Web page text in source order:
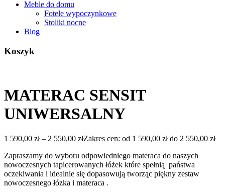
Meble do domu
Fotele wypoczynkowe
Stoliki nocne
Blog
Koszyk
MATERAC SENSIT
UNIWERSALNY
1 590,00 zł – 2 550,00 złZakres cen: od 1 590,00 zł do 2 550,00 zł
Zapraszamy do wyboru odpowiedniego materaca do naszych
nowoczesnych tapicerowanych łóżek które spełnią państwa
oczekiwania i idealnie się dopasowują tworząc piękny zestaw
nowoczesnego łózka i materaca .